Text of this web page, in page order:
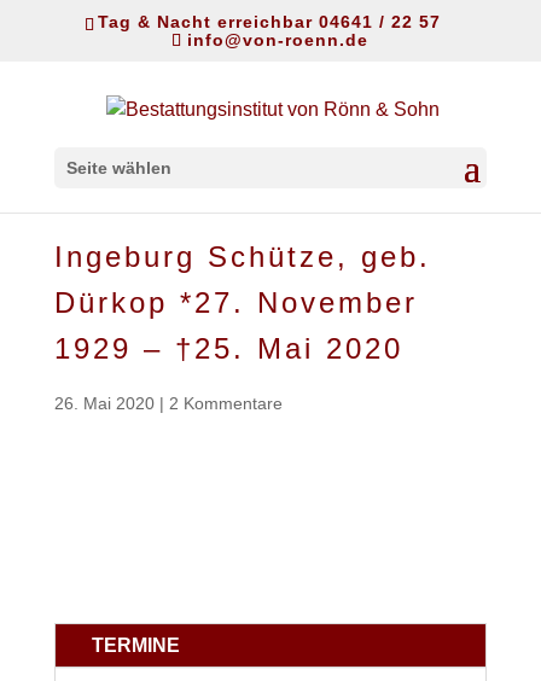
Tag & Nacht erreichbar 04641 / 22 57
info@von-roenn.de
Seite wählen
Ingeburg Schütze, geb.
Dürkop *27. November
1929 – †25. Mai 2020
26. Mai 2020| 2 Kommentare
TERMINE